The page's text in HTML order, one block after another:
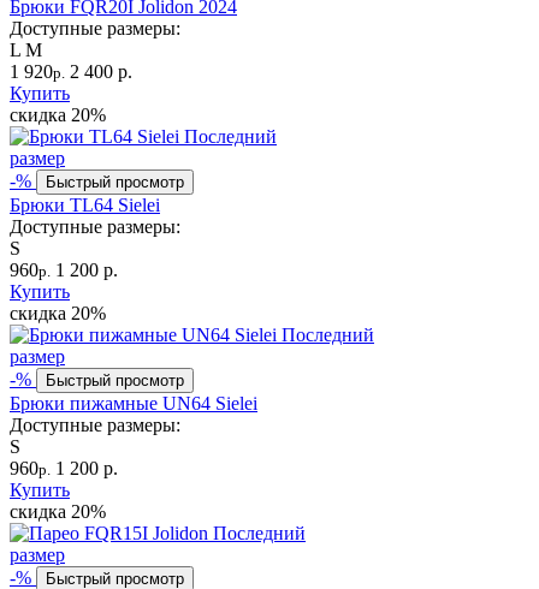
Брюки FQR20I Jolidon 2024
Доступные размеры:
L M
1 920р. 2 400 р.
Купить
скидка 20%
Последний
размер
-%
Быстрый просмотр
Брюки TL64 Sielei
Доступные размеры:
S
960р. 1 200 р.
Купить
скидка 20%
Последний
размер
-%
Быстрый просмотр
Брюки пижамные UN64 Sielei
Доступные размеры:
S
960р. 1 200 р.
Купить
скидка 20%
Последний
размер
-%
Быстрый просмотр